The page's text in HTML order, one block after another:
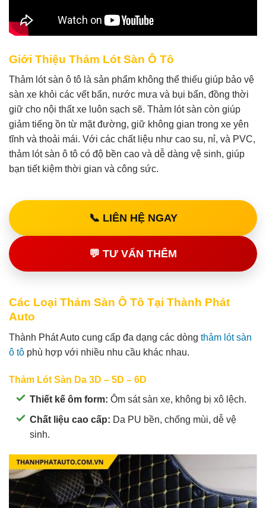
Giới Thiệu Thảm Lót Sàn Ô Tô
Thảm lót sàn ô tô là sản phẩm không thể thiếu giúp bảo vệ
sàn xe khỏi các vết bẩn, nước mưa và bụi bẩn, đồng thời
giữ cho nội thất xe luôn sạch sẽ. Thảm lót sàn còn giúp
giảm tiếng ồn từ mặt đường, giữ không gian trong xe yên
tĩnh và thoải mái. Với các chất liệu như cao su, nỉ, và PVC,
thảm lót sàn ô tô có độ bền cao và dễ dàng vệ sinh, giúp
bạn tiết kiệm thời gian và công sức.
📞 LIÊN HỆ NGAY
💬 TƯ VẤN THÊM
Các Loại Thảm Sàn Ô Tô Tại Thành Phát
Auto
Thành Phát Auto cung cấp đa dạng các dòng thảm lót sàn
ô tô phù hợp với nhiều nhu cầu khác nhau.
Thảm Lót Sàn Da 3D – 5D – 6D
Thiết kế ôm form: Ôm sát sàn xe, không bị xô lệch.
Chất liệu cao cấp: Da PU bền, chống mùi, dễ vệ
sinh.